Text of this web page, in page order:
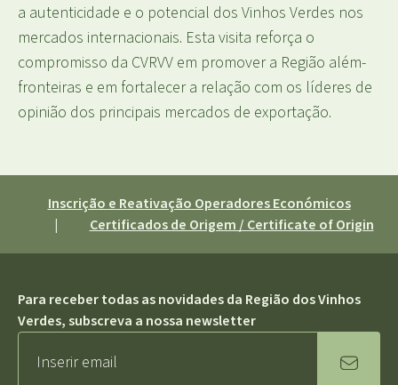
a autenticidade e o potencial dos Vinhos Verdes nos
mercados internacionais. Esta visita reforça o
compromisso da CVRVV em promover a Região além-
fronteiras e em fortalecer a relação com os líderes de
opinião dos principais mercados de exportação.
Inscrição e Reativação Operadores Económicos
|
Certificados de Origem / Certificate of Origin
Para receber todas as novidades da Região dos Vinhos
Verdes, subscreva a nossa newsletter